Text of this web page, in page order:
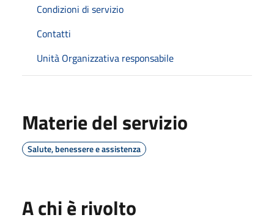
Condizioni di servizio
Contatti
Unità Organizzativa responsabile
Materie del servizio
Salute, benessere e assistenza
A chi è rivolto